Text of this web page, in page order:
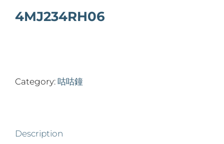
4MJ234RH06
Category: 咕咕鐘
Description